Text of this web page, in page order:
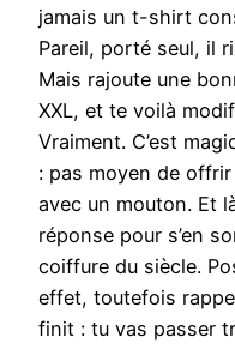
jamais un t-shirt
Pareil, porté seul, il
Mais rajoute une
XXL, et te voilà
Vraiment. C’est
: pas moyen de offrir
avec un mouton. Et
réponse pour s’en
coiffure du siècle.
effet, toutefois
finit : tu vas passer